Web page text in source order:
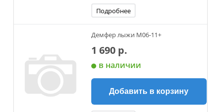
Подробнее
Демфер лыжи М06-11+
1 690 р.
в наличии
Добавить в корзину